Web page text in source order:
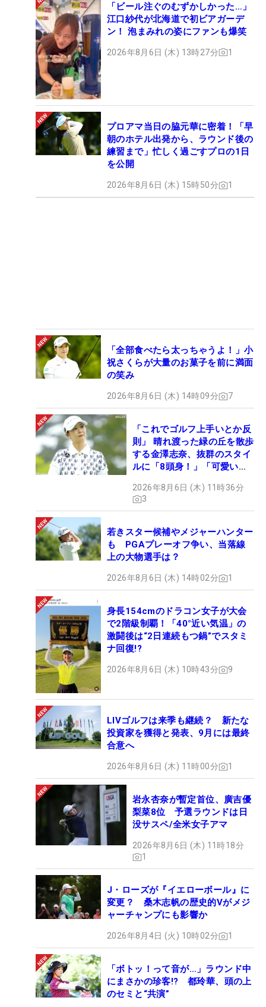
「ビール注ぐのむずかしかった…」
江口紗代が北海道で初ビアガーデ
ン！ 泡まみれの姿にファンも爆笑
2026年8月6日 (木) 13時27分 1
プロアマ当日の脇元華に密着！「早
朝のホテル出発から、ラウンド後の
練習まで」忙しく過ごすプロの1日
を公開
2026年8月6日 (木) 15時50分 1
「全部食べたら太っちゃうよ！」小
祝さくらが大量のお菓子を前に満面
の笑み
2026年8月6日 (木) 14時09分 7
「これでゴルフ上手いとか反
則」 晴れ渡った緑の丘を散歩
する金澤志奈、抜群のスタイ
ルに「8頭身！」「可愛いに
2026年8月6日 (木) 11時36分
3
若きスター候補やメジャーハンター
も PGAプレーオフ争い、当落線
上の大物選手は？
2026年8月6日 (木) 14時02分 1
身長154cmのドラコン女子が大会
で2階級制覇！「40°近い気温」の
激闘後は“2日連続もつ鍋”でスタミ
ナ回復!?
2026年8月6日 (木) 10時43分 9
LIVゴルフは来季も継続？ 新たな
投資家を獲得と発表、9月には最終
合意へ
2026年8月6日 (木) 11時00分 1
岩永杏奈が暫定首位、廣吉優
梨菜8位 予選ラウンドは日
没サスペ/全米女子アマ
2026年8月6日 (木) 11時18分
1
J・ローズが『イエローボール』に
変更？ 桑木志帆の歴史的Vがメジ
ャーチャンプにも影響か
2026年8月4日 (火) 10時02分 1
「ボトッ！って音が…」ラウンド中
にまさかの珍客!? 都玲華、頭の上
のセミと“共演”